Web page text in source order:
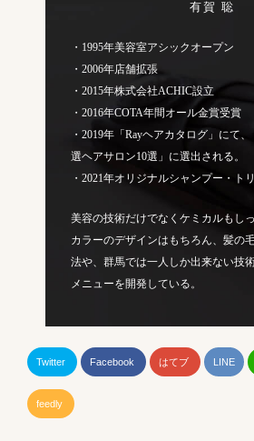
有賀 聡
・1995年美容室アシックオープン
・2006年店舗拡張
・2015年株式会社ACHIC設立
・2016年COTA年間オール金賞受賞
・2019年「Rayヘアカタログ」にて
選ヘアサロン10選」に選出される。
・2021年オリジナルシャンプー・ト
美容の技術だけでなくケミカルもし
カラーのデザインはもちろん、髪の
法や、群馬では一人しか出来ない技
メニューを開発している。
Twitter Facebook はてブ LINE
feedly